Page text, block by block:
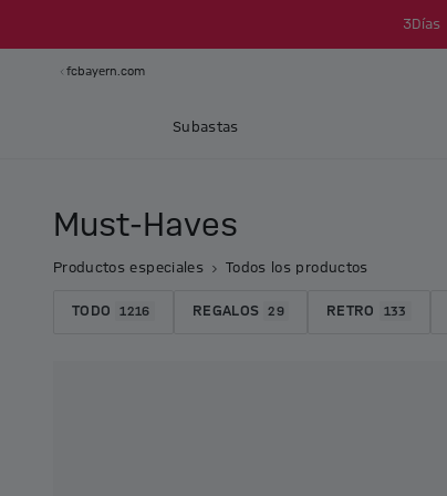
3 Días
fcbayern.com
Subastas
Must-Haves
Productos especiales Todos los productos
TODO 1216 REGALOS 29 RETRO 133